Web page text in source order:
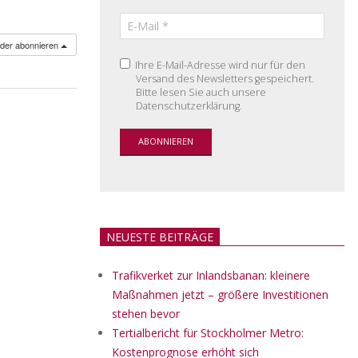
abonnieren
Ihre E-Mail-Adresse wird nur für den
Versand des Newsletters gespeichert.
Bitte lesen Sie auch unsere
Datenschutzerklärung.
NEUESTE BEITRÄGE
Trafikverket zur Inlandsbanan: kleinere
Maßnahmen jetzt – größere Investitionen
stehen bevor
Tertialbericht für Stockholmer Metro:
Kostenprognose erhöht sich